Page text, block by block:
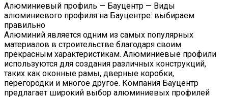
Алюминиевый профиль — Бауцентр — Виды
алюминиевого профиля на Бауцентре: выбираем
правильно
Алюминий является одним из самых популярных
материалов в строительстве благодаря своим
прекрасным характеристикам. Алюминиевые профили
используются для создания различных конструкций,
таких как оконные рамы, дверные коробки,
перегородки и многое другое. Компания Бауцентр
предлагает широкий выбор алюминиевых профилей